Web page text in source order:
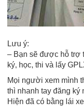
Lưu ý:
– Bạn sẽ được hỗ trợ
ký, học, thi và lấy
Mọi người xem mình
thì nhanh tay đăng ký
Hiện đã có bằng lái